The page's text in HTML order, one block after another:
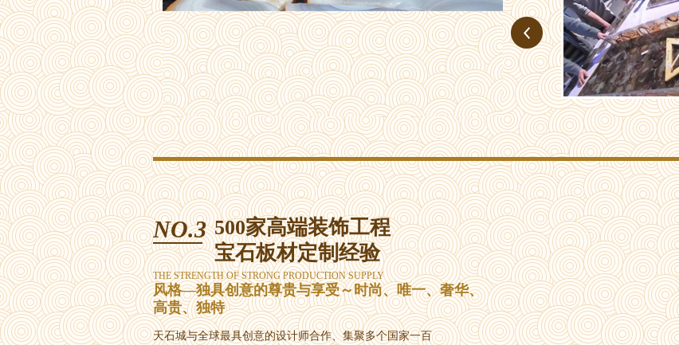
生产车间
NO.3 500家高端装饰工程
宝石板材定制经验
THE STRENGTH OF STRONG PRODUCTION SUPPLY
风格—独具创意的尊贵与享受～时尚、唯一、奢华、
高贵、独特
天石城与全球最具创意的设计师合作、集聚多个国家一百